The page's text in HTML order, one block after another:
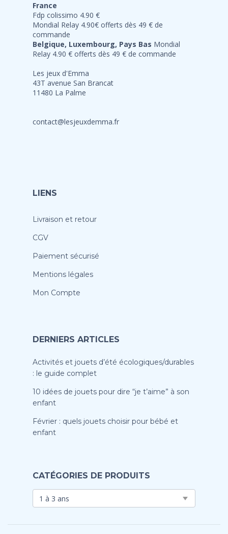
France
Fdp colissimo 4.90 €
Mondial Relay 4.90€ offerts dès 49 € de
commande
Belgique, Luxembourg, Pays Bas Mondial
Relay 4.90 € offerts dès 49 € de commande
Les jeux d'Emma
43T avenue San Brancat
11480 La Palme
contact@lesjeuxdemma.fr
LIENS
Livraison et retour
CGV
Paiement sécurisé
Mentions légales
Mon Compte
DERNIERS ARTICLES
Activités et jouets d’été écologiques/durables
: le guide complet
10 idées de jouets pour dire “je t’aime” à son
enfant
Février : quels jouets choisir pour bébé et
enfant
CATÉGORIES DE PRODUITS